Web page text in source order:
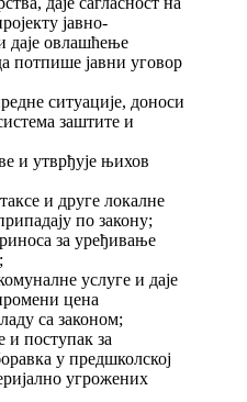
јавно-
даје овлашћење
потпише јавни уговор
ситуације, доноси
заштите и
и утврђује њихов
и друге локалне
по закону;
за уређивање
услуге и даје
цена
са законом;
и поступак за
у предшколској
угрожених